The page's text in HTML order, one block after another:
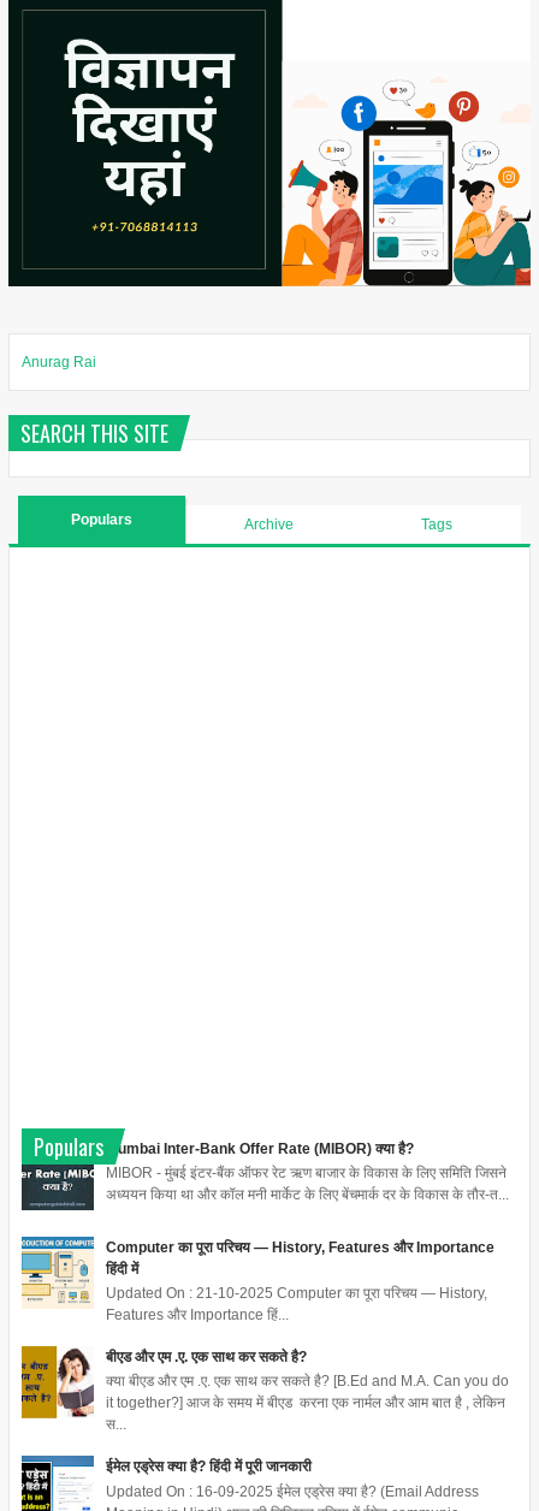
Anurag Rai
SEARCH THIS SITE
Populars Archive Tags
Populars
Mumbai Inter-Bank Offer Rate (MIBOR) क्या है?
MIBOR - मुंबई इंटर-बैंक ऑफर रेट ऋण बाजार के विकास के लिए समिति जिसने
अध्ययन किया था और कॉल मनी मार्केट के लिए बेंचमार्क दर के विकास के तौर-त...
Computer का पूरा परिचय — History, Features और Importance
हिंदी में
Updated On : 21-10-2025 Computer का पूरा परिचय — History,
Features और Importance हिं...
बीएड और एम .ए. एक साथ कर सकते है?
क्या बीएड और एम .ए. एक साथ कर सकते है? [B.Ed and M.A. Can you do
it together?] आज के समय में बीएड करना एक नार्मल और आम बात है , लेकिन
स...
ईमेल एड्रेस क्या है? हिंदी में पूरी जानकारी
Updated On : 16-09-2025 ईमेल एड्रेस क्या है? (Email Address